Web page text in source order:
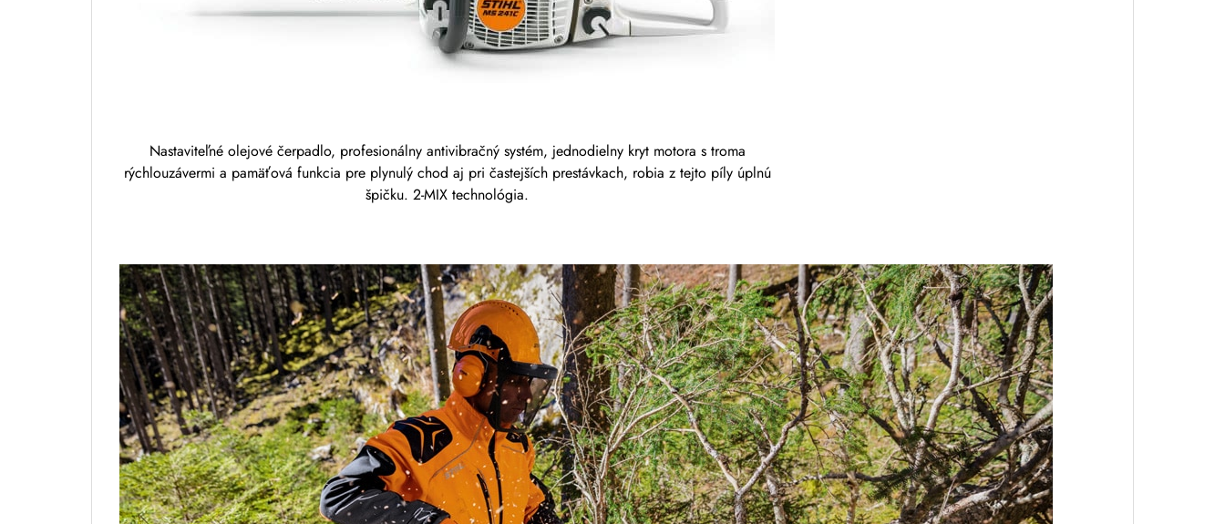
Nastaviteľné olejové čerpadlo, profesionálny antivibračný systém, jednodielny kryt motora s troma
rýchlouzávermi a pamäťová funkcia pre plynulý chod aj pri častejších prestávkach, robia z tejto píly úplnú
špičku. 2-MIX technológia.